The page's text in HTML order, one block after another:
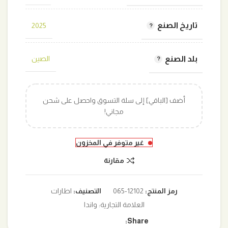
تاريخ الصنع 2025
بلد الصنع الصين
أضف [الباقي] إلى سلة التسوق واحصل على شحن
مجاني!
غير متوفر في المخزون
مقارنة
رمز المنتج: 12102-065 التصنيف: اطارات
العلامة التجارية: واندا
Share: